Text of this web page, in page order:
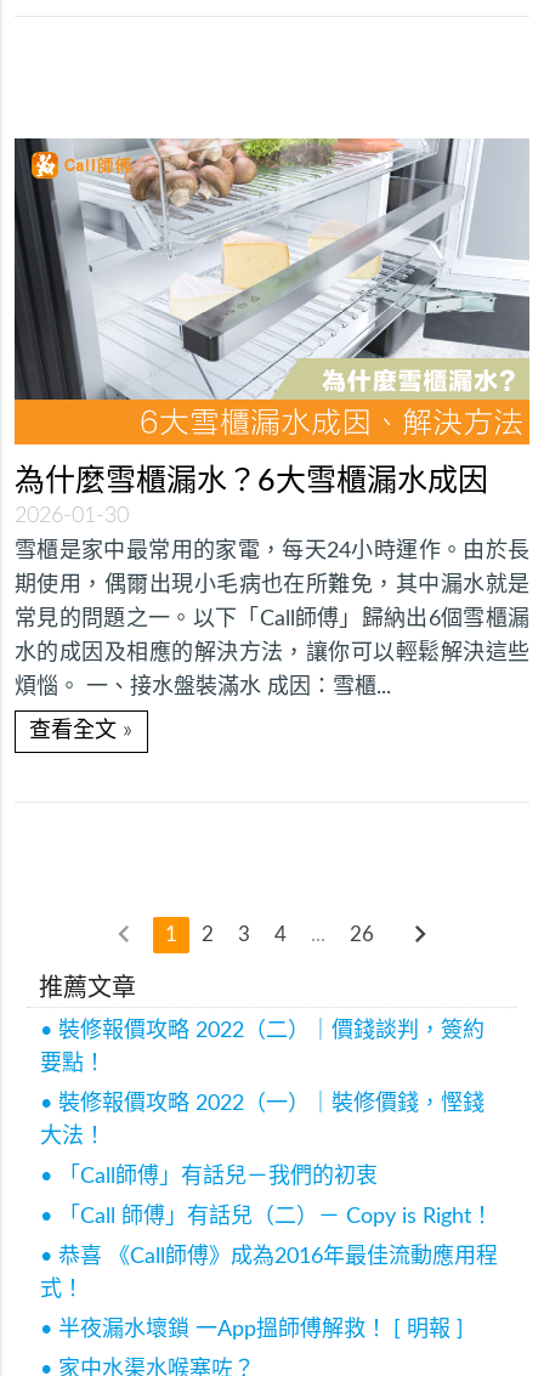
為什麼雪櫃漏水？6大雪櫃漏水成因
2026-01-30
雪櫃是家中最常用的家電，每天24小時運作。由於長
期使用，偶爾出現小毛病也在所難免，其中漏水就是
常見的問題之一。以下「Call師傅」歸納出6個雪櫃漏
水的成因及相應的解決方法，讓你可以輕鬆解決這些
煩惱。 一、接水盤裝滿水 成因：雪櫃...
查看全文 »
chevron_left 1 2 3 4 ... 26 chevron_right
推薦文章
• 裝修報價攻略 2022（二）｜價錢談判，簽約
要點！
• 裝修報價攻略 2022（一）｜裝修價錢，慳錢
大法！
• 「Call師傅」有話兒－我們的初衷
• 「Call 師傅」有話兒（二）－ Copy is Right！
• 恭喜 《Call師傅》成為2016年最佳流動應用程
式！
• 半夜漏水壞鎖 一App搵師傅解救！ [ 明報 ]
• 家中水渠水喉塞咗？